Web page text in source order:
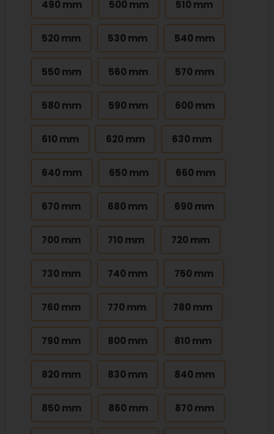
490 mm 500 mm 510 mm
520 mm 530 mm 540 mm
550 mm 560 mm 570 mm
580 mm 590 mm 600 mm
610 mm 620 mm 630 mm
640 mm 650 mm 660 mm
670 mm 680 mm 690 mm
700 mm 710 mm 720 mm
730 mm 740 mm 750 mm
760 mm 770 mm 780 mm
790 mm 800 mm 810 mm
820 mm 830 mm 840 mm
850 mm 860 mm 870 mm